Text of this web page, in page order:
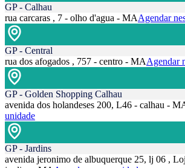
GP - Calhau
rua carcaras , 7 - olho d'agua - MAAgendar
GP - Central
rua dos afogados , 757 - centro - MAAgendar
GP - Golden Shopping Calhau
avenida dos holandeses 200, L46 - calhau -
unidade
GP - Jardins
avenida jeronimo de albuquerque 25, lj 06 ,